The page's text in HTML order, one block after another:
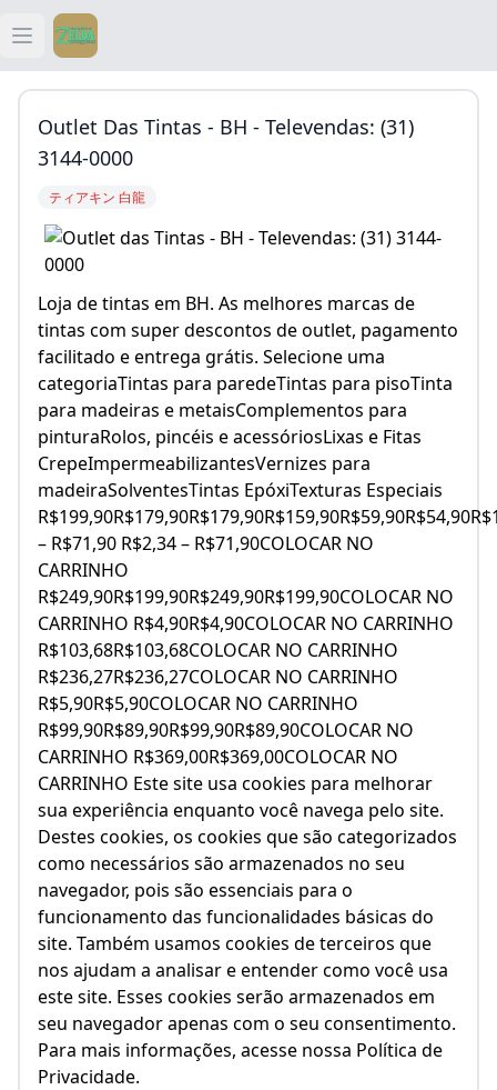
Open main menu
ティアキン
Outlet Das Tintas - BH - Televendas: (31)
3144-0000
ティアキン 白龍
Loja de tintas em BH. As melhores marcas de
tintas com super descontos de outlet, pagamento
facilitado e entrega grátis. Selecione uma
categoriaTintas para paredeTintas para pisoTinta
para madeiras e metaisComplementos para
pinturaRolos, pincéis e acessóriosLixas e Fitas
CrepeImpermeabilizantesVernizes para
madeiraSolventesTintas EpóxiTexturas Especiais
– R$71,90 R$2,34 – R$71,90COLOCAR NO
CARRINHO
R$249,90R$199,90R$249,90R$199,90COLOCAR NO
CARRINHO R$4,90R$4,90COLOCAR NO CARRINHO
R$103,68R$103,68COLOCAR NO CARRINHO
R$236,27R$236,27COLOCAR NO CARRINHO
R$5,90R$5,90COLOCAR NO CARRINHO
R$99,90R$89,90R$99,90R$89,90COLOCAR NO
CARRINHO R$369,00R$369,00COLOCAR NO
CARRINHO Este site usa cookies para melhorar
sua experiência enquanto você navega pelo site.
Destes cookies, os cookies que são categorizados
como necessários são armazenados no seu
navegador, pois são essenciais para o
funcionamento das funcionalidades básicas do
site. Também usamos cookies de terceiros que
nos ajudam a analisar e entender como você usa
este site. Esses cookies serão armazenados em
seu navegador apenas com o seu consentimento.
Para mais informações, acesse nossa Política de
Privacidade.